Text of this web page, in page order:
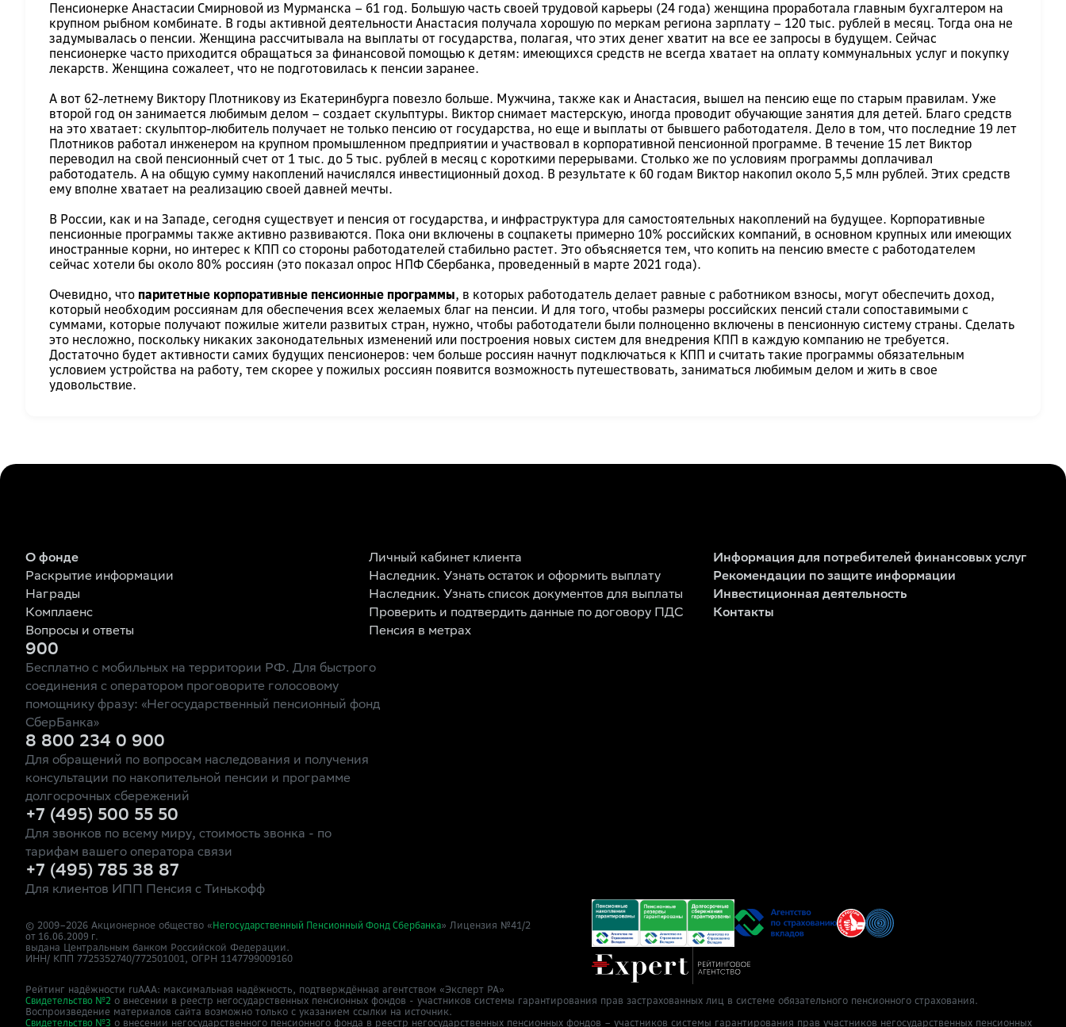
Пенсионерке Анастасии Смирновой из Мурманска – 61 год. Большую часть своей трудовой карьеры (24 года) женщина проработала главным бухгалтером на
крупном рыбном комбинате. В годы активной деятельности Анастасия получала хорошую по меркам региона зарплату – 120 тыс. рублей в месяц. Тогда она не
задумывалась о пенсии. Женщина рассчитывала на выплаты от государства, полагая, что этих денег хватит на все ее запросы в будущем. Сейчас
пенсионерке часто приходится обращаться за финансовой помощью к детям: имеющихся средств не всегда хватает на оплату коммунальных услуг и покупку
лекарств. Женщина сожалеет, что не подготовилась к пенсии заранее.
А вот 62-летнему Виктору Плотникову из Екатеринбурга повезло больше. Мужчина, также как и Анастасия, вышел на пенсию еще по старым правилам. Уже
второй год он занимается любимым делом – создает скульптуры. Виктор снимает мастерскую, иногда проводит обучающие занятия для детей. Благо средств
на это хватает: скульптор-любитель получает не только пенсию от государства, но еще и выплаты от бывшего работодателя. Дело в том, что последние 19 лет
Плотников работал инженером на крупном промышленном предприятии и участвовал в корпоративной пенсионной программе. В течение 15 лет Виктор
переводил на свой пенсионный счет от 1 тыс. до 5 тыс. рублей в месяц с короткими перерывами. Столько же по условиям программы доплачивал
работодатель. А на общую сумму накоплений начислялся инвестиционный доход. В результате к 60 годам Виктор накопил около 5,5 млн рублей. Этих средств
ему вполне хватает на реализацию своей давней мечты.
В России, как и на Западе, сегодня существует и пенсия от государства, и инфраструктура для самостоятельных накоплений на будущее. Корпоративные
пенсионные программы также активно развиваются. Пока они включены в соцпакеты примерно 10% российских компаний, в основном крупных или имеющих
иностранные корни, но интерес к КПП со стороны работодателей стабильно растет. Это объясняется тем, что копить на пенсию вместе с работодателем
сейчас хотели бы около 80% россиян (это показал опрос НПФ Сбербанка, проведенный в марте 2021 года).
Очевидно, что паритетные корпоративные пенсионные программы, в которых работодатель делает равные с работником взносы, могут обеспечить доход,
который необходим россиянам для обеспечения всех желаемых благ на пенсии. И для того, чтобы размеры российских пенсий стали сопоставимыми с
суммами, которые получают пожилые жители развитых стран, нужно, чтобы работодатели были полноценно включены в пенсионную систему страны. Сделать
это несложно, поскольку никаких законодательных изменений или построения новых систем для внедрения КПП в каждую компанию не требуется.
Достаточно будет активности самих будущих пенсионеров: чем больше россиян начнут подключаться к КПП и считать такие программы обязательным
условием устройства на работу, тем скорее у пожилых россиян появится возможность путешествовать, заниматься любимым делом и жить в свое
удовольствие.
О фонде
Раскрытие информации
Награды
Комплаенс
Вопросы и ответы
Личный кабинет клиента
Наследник. Узнать остаток и оформить выплату
Наследник. Узнать список документов для выплаты
Проверить и подтвердить данные по договору ПДС
Пенсия в метрах
Информация для потребителей финансовых услуг
Рекомендации по защите информации
Инвестиционная деятельность
Контакты
900
Бесплатно с мобильных на территории РФ. Для быстрого
соединения с оператором проговорите голосовому
помощнику фразу: «Негосударственный пенсионный фонд
СберБанка»
8 800 234 0 900
Для обращений по вопросам наследования и получения
консультации по накопительной пенсии и программе
долгосрочных сбережений
+7 (495) 500 55 50
Для звонков по всему миру, стоимость звонка - по
тарифам вашего оператора связи
+7 (495) 785 38 87
Для клиентов ИПП Пенсия с Тинькофф
© 2009–2026 Акционерное общество «Негосударственный Пенсионный Фонд Сбербанка» Лицензия №41/2
от 16.06.2009 г.
выдана Центральным банком Российской Федерации.
ИНН/ КПП 7725352740/772501001, ОГРН 1147799009160
Рейтинг надёжности ruAAA: максимальная надёжность, подтверждённая агентством «Эксперт РА»
Свидетельство №2 о внесении в реестр негосударственных пенсионных фондов - участников системы гарантирования прав застрахованных лиц в системе обязательного пенсионного страхования.
Воспроизведение материалов сайта возможно только с указанием ссылки на источник.
Свидетельство №3 о внесении негосударственного пенсионного фонда в реестр негосударственных пенсионных фондов – участников системы гарантирования прав участников негосударственных пенсионных